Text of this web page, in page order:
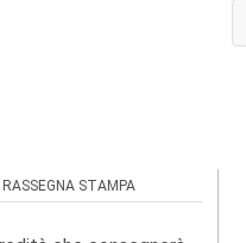
RASSEGNA STAMPA